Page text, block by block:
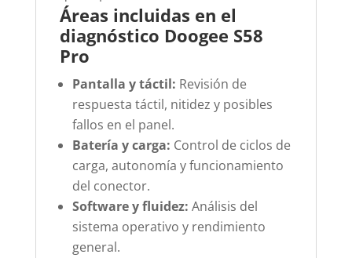
Áreas incluidas en el
diagnóstico Doogee S58
Pro
Pantalla y táctil: Revisión de
respuesta táctil, nitidez y posibles
fallos en el panel.
Batería y carga: Control de ciclos de
carga, autonomía y funcionamiento
del conector.
Software y fluidez: Análisis del
sistema operativo y rendimiento
general.